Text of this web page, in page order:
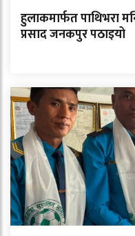
हुलाकमार्फत पाथिभरा
प्रसाद जनकपुर पठाइयो